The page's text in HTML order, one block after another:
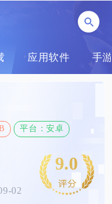
应用软件 手
平台：安卓
02
9.0